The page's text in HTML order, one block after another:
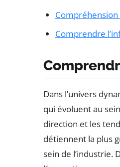
Comprendre
Dans l’univers
qui évoluent au
direction et les
détiennent la plus
sein de l’industrie.